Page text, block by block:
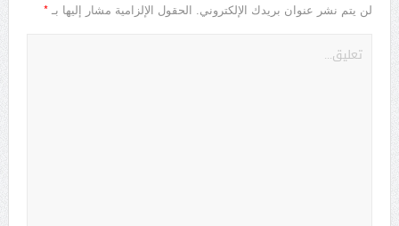
لن يتم نشر عنوان بريدك الإلكتروني. الحقول الإلزامية مشار إليها بـ *